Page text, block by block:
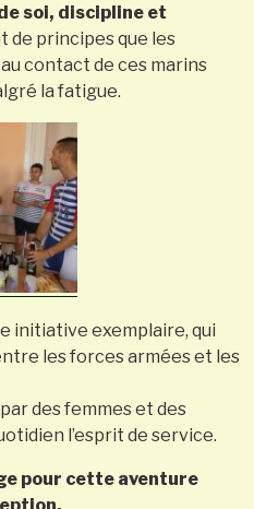
soi, discipline et
de principes que les
contact de ces marins
la fatigue.
initiative exemplaire, qui
les forces armées et les
des femmes et des
l’esprit de service.
pour cette aventure